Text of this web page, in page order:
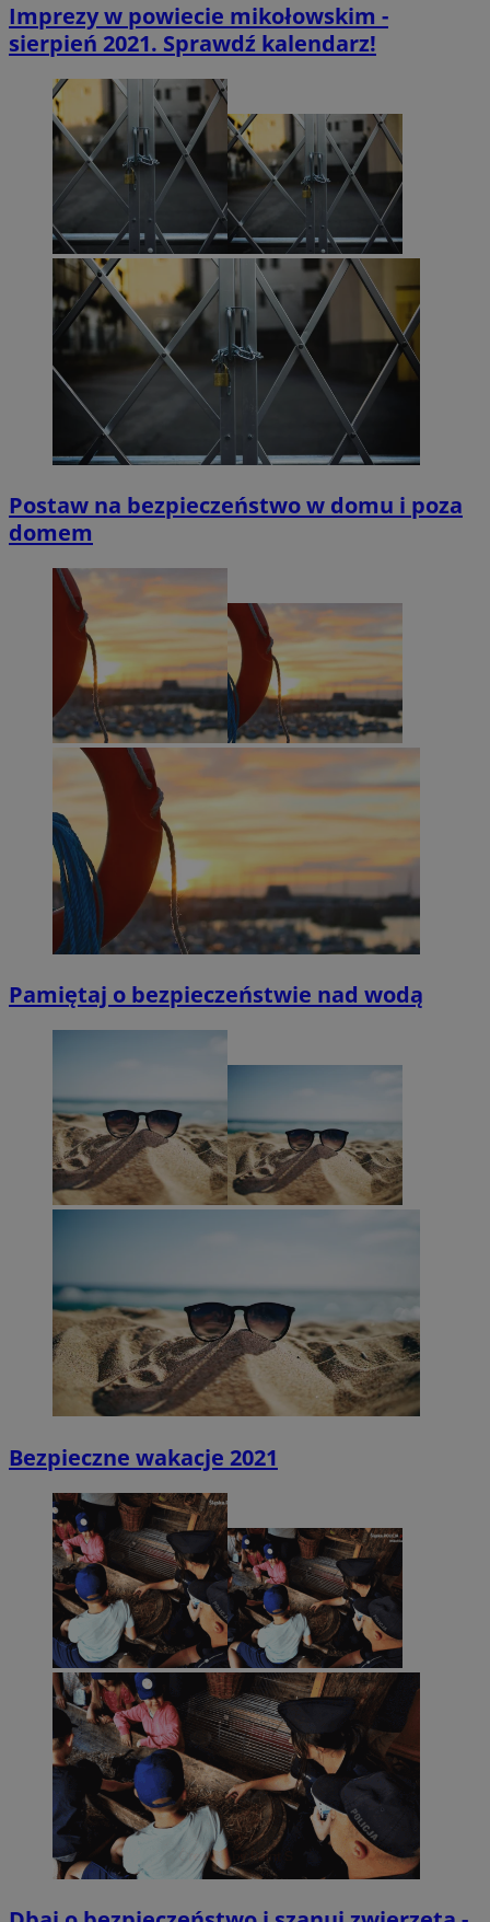
Imprezy w powiecie mikołowskim -
sierpień 2021. Sprawdź kalendarz!
Postaw na bezpieczeństwo w domu i poza
domem
Pamiętaj o bezpieczeństwie nad wodą
Bezpieczne wakacje 2021